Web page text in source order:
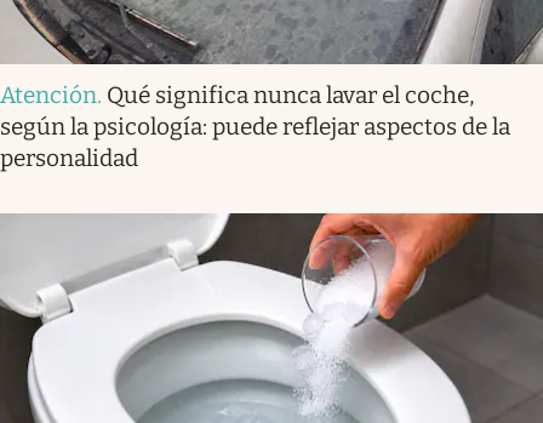
Atención. Qué significa nunca lavar el coche,
según la psicología: puede reflejar aspectos de la
personalidad